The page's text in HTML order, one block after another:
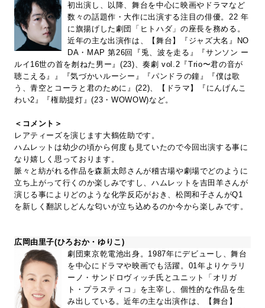
初出演し、以降、舞台を中心に映画やドラマなど
数々の話題作・大作に出演する注目の俳優。22 年
に旗揚げした劇団「ヒトハダ」の座長を務める。
近年の主な出演作は、【舞台】『ジャズ大名』NO
DA・MAP 第26回『兎、波を走る』『サンソン ー
ルイ16世の首を刎ねた男ー』(23)、奏劇 vol.2『Trio〜君の音が
聴こえる』』『気づかいルーシー』『パンドラの鐘』『僕は歌
う、青空とコーラと君のために』(22)、【ドラマ】『にんげんこ
わい2』『権助提灯』(23・WOWOW)など。
＜コメント＞
レアティーズを演じます大鶴佐助です。
ハムレットは幼少の頃から何度も見ていたので今回出演する事に
なり嬉しく思っております。
脈々と紡がれる作品を森新太郎さんが稽古場や劇場でどのように
立ち上がって行くのか楽しみですし、ハムレットを吉田羊さんが
演じる事によりどのような化学反応がおき、松岡和子さんがQ1
を新しく翻訳しどんな匂いが立ち込めるのか今から楽しみです。
広岡由里子(ひろおか・ゆりこ)
劇団東京乾電池出身。1987年にデビューし、舞台
を中心にドラマや映画でも活躍。01年よりケラリ
ーノ・サンドロヴィッチ氏とユニット「オリガ
ト・プラスティコ」を主宰し、個性的な作品を生
み出している。近年の主な出演作は、【舞台】